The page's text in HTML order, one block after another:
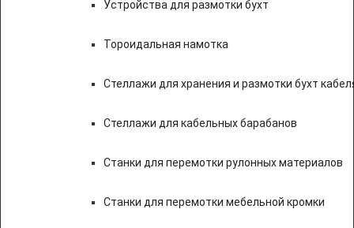
Устройства для размотки бухт
Тороидальная намотка
Стеллажи для хранения и размотки бухт
Стеллажи для кабельных барабанов
Станки для перемотки рулонных материалов
Станки для перемотки мебельной кромки